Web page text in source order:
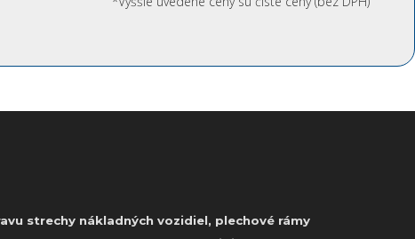
strechy nákladných vozidiel, plechové rámy